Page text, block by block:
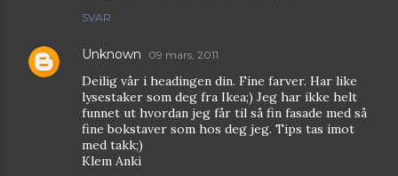
SVAR
Unknown 09 mars, 2011
Deilig vår i headingen din. Fine farver. Har like
lysestaker som deg fra Ikea;) Jeg har ikke helt
funnet ut hvordan jeg får til så fin fasade med så
fine bokstaver som hos deg jeg. Tips tas imot
med takk;)
Klem Anki